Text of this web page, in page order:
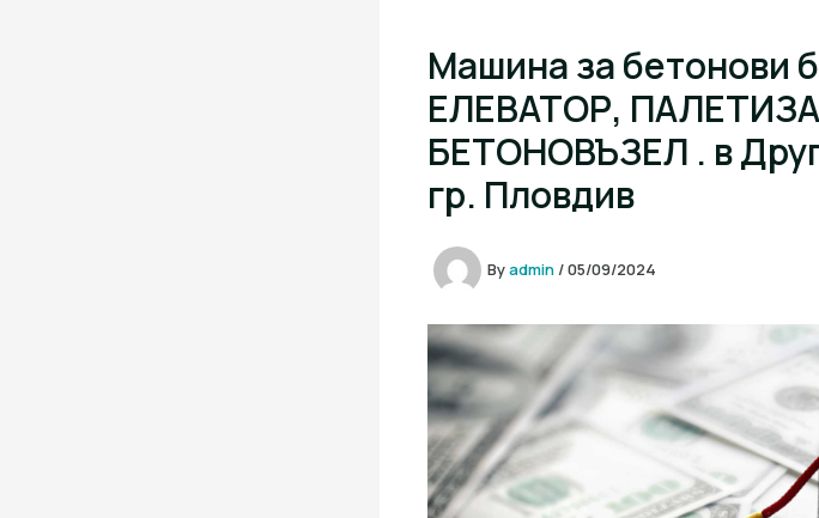
Машина за бетонови
ЕЛЕВАТОР,
БЕТОНОВЪЗЕЛ . в
гр. Пловдив
Byadmin /05/09/2024